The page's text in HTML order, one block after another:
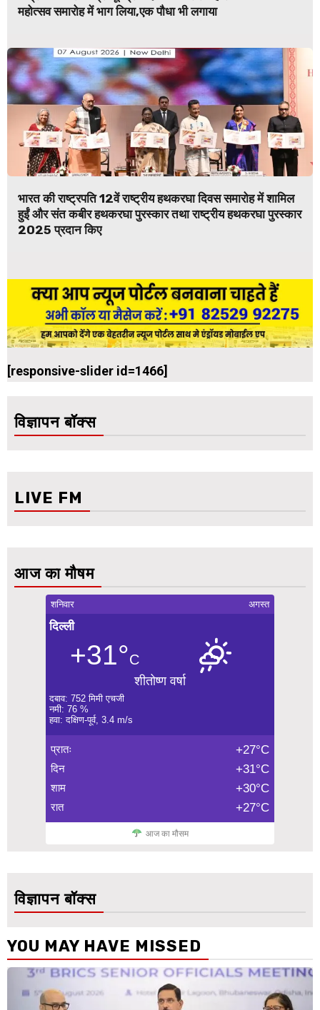
महोत्सव समारोह में भाग लिया,एक पौधा भी लगाया
भारत की राष्ट्रपति 12वें राष्ट्रीय हथकरघा दिवस समारोह में शामिल
हुईं और संत कबीर हथकरघा पुरस्कार तथा राष्ट्रीय हथकरघा पुरस्कार
2025 प्रदान किए
[responsive-slider id=1466]
विज्ञापन बॉक्स
LIVE FM
आज का मौषम
शनिवार अगस्त
दिल्ली
+31°C
शीतोष्ण वर्षा
दबाव: 752 मिमी एचजी
नमी: 76 %
हवा: दक्षिण-पूर्व, 3.4 m/s
प्रातः +27°C
दिन +31°C
शाम +30°C
रात +27°C
आज का मौसम
विज्ञापन बॉक्स
YOU MAY HAVE MISSED